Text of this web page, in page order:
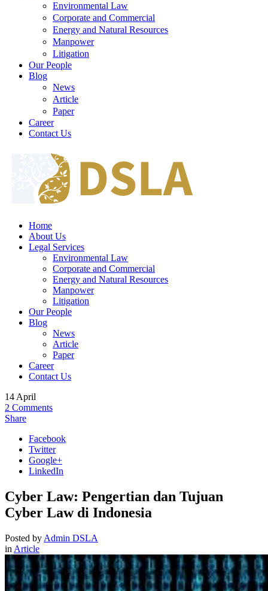
Environmental Law
Corporate and Commercial
Energy and Natural Resources
Manpower
Litigation
Our People
Blog
News
Article
Paper
Career
Contact Us
Home
About Us
Legal Services
Environmental Law
Corporate and Commercial
Energy and Natural Resources
Manpower
Litigation
Our People
Blog
News
Article
Paper
Career
Contact Us
14 April
2 Comments
Share
Facebook
Twitter
Google+
LinkedIn
Cyber Law: Pengertian dan Tujuan
Cyber Law di Indonesia
Posted by Admin DSLA
in Article